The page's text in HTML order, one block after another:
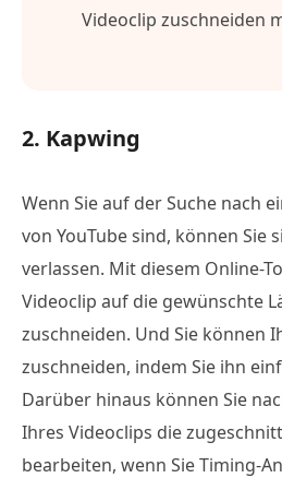
Videoclip zuschneiden
2. Kapwing
Wenn Sie auf der Suche nach
von YouTube sind, können Sie
verlassen. Mit diesem Online-
Videoclip auf die gewünschte
zuschneiden. Und Sie können
zuschneiden, indem Sie ihn
Darüber hinaus können Sie
Ihres Videoclips die
bearbeiten, wenn Sie Timing-